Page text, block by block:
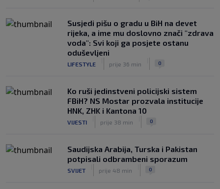
Susjedi pišu o gradu u BiH na devet
rijeka, a ime mu doslovno znači "zdrava
voda": Svi koji ga posjete ostanu
oduševljeni
LIFESTYLE prije 36 min 0
Ko ruši jedinstveni policijski sistem
FBiH? NS Mostar prozvala institucije
HNK, ZHK i Kantona 10
VIJESTI prije 38 min 0
Saudijska Arabija, Turska i Pakistan
potpisali odbrambeni sporazum
SVIJET prije 48 min 0